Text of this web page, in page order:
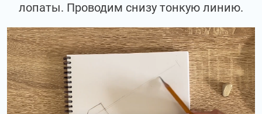
лопаты. Проводим снизу тонкую линию.